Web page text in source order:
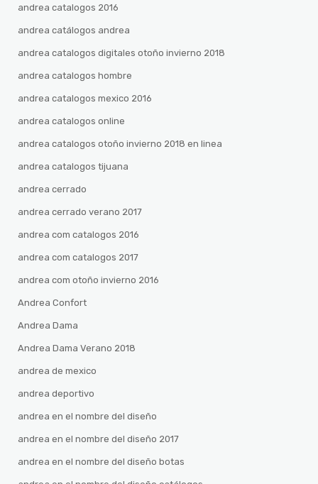
andrea catalogos 2016
andrea catálogos andrea
andrea catalogos digitales otoño invierno 2018
andrea catalogos hombre
andrea catalogos mexico 2016
andrea catalogos online
andrea catalogos otoño invierno 2018 en linea
andrea catalogos tijuana
andrea cerrado
andrea cerrado verano 2017
andrea com catalogos 2016
andrea com catalogos 2017
andrea com otoño invierno 2016
Andrea Confort
Andrea Dama
Andrea Dama Verano 2018
andrea de mexico
andrea deportivo
andrea en el nombre del diseño
andrea en el nombre del diseño 2017
andrea en el nombre del diseño botas